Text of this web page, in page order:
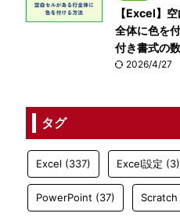
【Excel】
全体に色を
付き書式の
2026/4/27
タグ
Excel (337) Excel設定 (3)
PowerPoint (37) Scratch